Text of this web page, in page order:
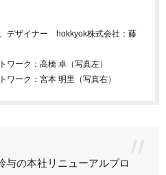
デザイナー hokkyok株式会社：藤
ーク：高橋 卓（写真左）
ーク：宮本 明里（写真右）
与の本社リニューアルプロ